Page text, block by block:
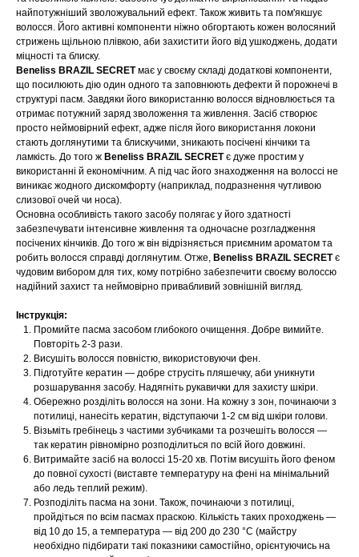
найпотужніший зволожувальний ефект. Також живить та пом'якшує
волосся. Його активні компоненти ніжно обгортають кожен волосяний
стрижень щільною плівкою, аби захистити його від ушкоджень, додати
міцності та блиску.
Beneliss BRAZIL SECRETмає у своєму складі додаткові компоненти,
що посилюють дію один одного та заповнюють дефекти й порожнечі в
структурі пасм. Завдяки його використанню волосся відновлюється та
отримає потужний заряд зволоження та живлення. Засіб створює
просто неймовірний ефект, адже після його використання локони
стають доглянутими та блискучими, зникають посічені кінчики та
ламкість. До того ж Beneliss BRAZIL SECRETє дуже простим у
використанні й економічним. А під час його знаходження на волоссі не
виникає жодного дискомфорту (наприклад, подразнення чутливою
слизової очей чи носа).
Основна особливість такого засобу полягає у його здатності
забезпечувати інтенсивне живлення та одночасне розгладження
посічених кінчиків. До того ж він відрізняється приємним ароматом та
робить волосся справді доглянутим. Отже, Beneliss BRAZIL SECRETє
чудовим вибором для тих, кому потрібно забезпечити своєму волоссю
надійний захист та неймовірно привабливий зовнішній вигляд.
Інструкція:
Промийте пасма засобом глибокого очищення. Добре вимийте.
Повторіть 2-3 рази.
Висушіть волосся повністю, використовуючи фен.
Підготуйте кератин — добре струсіть пляшечку, аби уникнути
розшарування засобу. Надягніть рукавички для захисту шкіри.
Обережно розділіть волосся на зони. На кожну з зон, починаючи з
потилиці, нанесіть кератин, відступаючи 1-2 см від шкіри голови.
Візьміть гребінець з частими зубчиками та розчешіть волосся —
так кератин рівномірно розподілиться по всій його довжині.
Витримайте засіб на волоссі 15-20 хв. Потім висушіть його феном
до повної сухості (виставте температуру на фені на мінімальний
або ледь теплий режим).
Розподіліть пасма на зони. Також, починаючи з потилиці,
пройдіться по всім пасмах праскою. Кількість таких проходжень —
від 10 до 15, а температура — від 200 до 230 °С (майстру
необхідно підбирати такі показники самостійно, орієнтуючись на